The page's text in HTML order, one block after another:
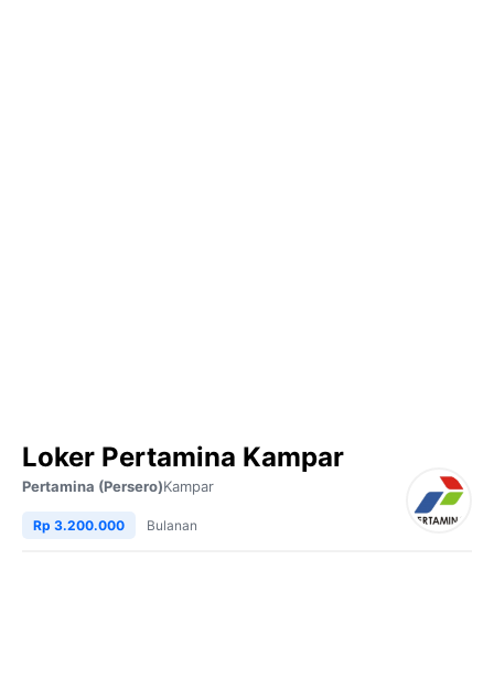
Loker Pertamina Kampar
Pertamina (Persero)Kampar
Rp 3.200.000 Bulanan